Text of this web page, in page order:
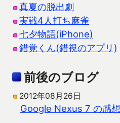
真夏の脱出劇
実戦4人打ち麻雀
七夕物語(iPhone)
錯覚くん(錯視のアプリ)
前後のブログ
2012年08月26日
Google Nexus 7 の感想